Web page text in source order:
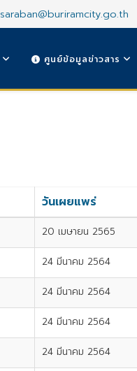
saraban@buriramcity.go.th
ศูนย์ข้อมูลข่าวสาร
วันเผยแพร่
20 เมษายน 2565
24 มีนาคม 2564
24 มีนาคม 2564
24 มีนาคม 2564
24 มีนาคม 2564